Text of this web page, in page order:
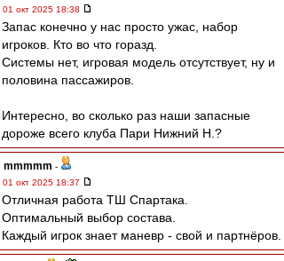
01 окт 2025 18:38
Запас конечно у нас просто ужас, набор
игроков. Кто во что горазд.
Системы нет, игровая модель отсутствует, ну и
половина пассажиров.
Интересно, во сколько раз наши запасные
дороже всего клуба Пари Нижний Н.?
mmmmm -
01 окт 2025 18:37
Отличная работа ТШ Спартака.
Оптимальный выбор состава.
Каждый игрок знает маневр - свой и партнёров.